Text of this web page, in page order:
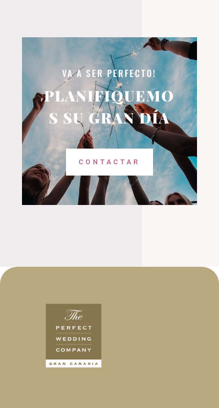
VA A SER PERFECTO!
PLANIFIQUEMO
S SU GRAN DÍA
CONTACTAR